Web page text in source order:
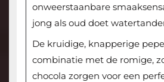
onweerstaanbare
jong als oud doet
De kruidige, knapperige
combinatie met de romige,
chocola zorgen voor een